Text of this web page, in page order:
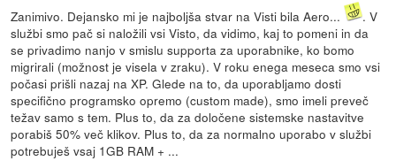
Zanimivo. Dejansko mi je najboljša stvar na Visti bila Aero...
. V
službi smo pač si naložili vsi Visto, da vidimo, kaj to pomeni in da
se privadimo nanjo v smislu supporta za uporabnike, ko bomo
migrirali (možnost je visela v zraku). V roku enega meseca smo vsi
počasi prišli nazaj na XP. Glede na to, da uporabljamo dosti
specifično programsko opremo (custom made), smo imeli preveč
težav samo s tem. Plus to, da za določene sistemske nastavitve
porabiš 50% več klikov. Plus to, da za normalno uporabo v službi
potrebuješ vsaj 1GB RAM + ...